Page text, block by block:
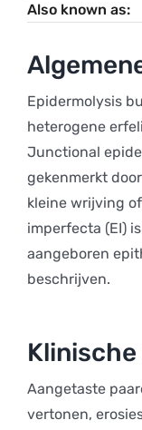
Also known as
Epidermolysis
heterogene
Junctional
gekenmerkt
kleine wrijving
imperfecta (EI)
aangeboren
beschrijven.
Aangetaste
vertonen,